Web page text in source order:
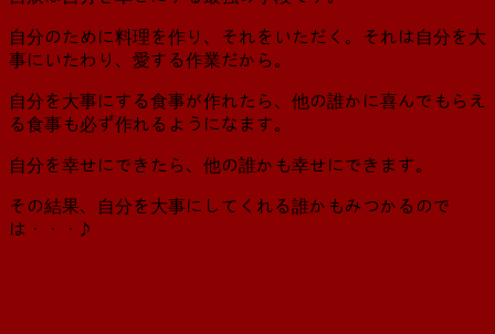
自分のために料理を作り、それをいただく。それは自分を大
事にいたわり、愛する作業だから。
自分を大事にする食事が作れたら、他の誰かに喜んでもらえ
る食事も必ず作れるようになます。
自分を幸せにできたら、他の誰かも幸せにできます。
その結果、自分を大事にしてくれる誰かもみつかるので
は・・・♪